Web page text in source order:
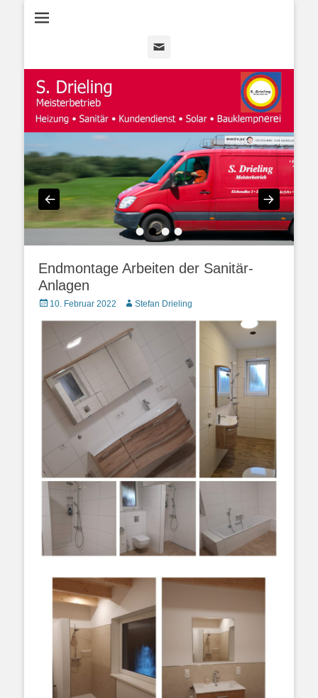
••••
Endmontage Arbeiten der Sanitär-
Anlagen
Veröffentlicht
10. Februar 2022 AutorStefan Drieling